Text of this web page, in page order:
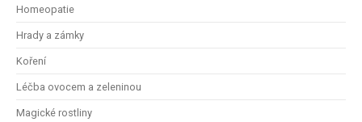
Homeopatie
Hrady a zámky
Koření
Léčba ovocem a zeleninou
Magické rostliny